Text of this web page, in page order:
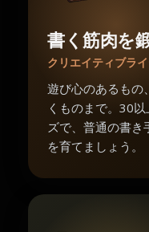
書く筋肉を
クリエイティブラ
遊び心のあるもの
くものまで。30
ズで、普通の書
を育てましょう。